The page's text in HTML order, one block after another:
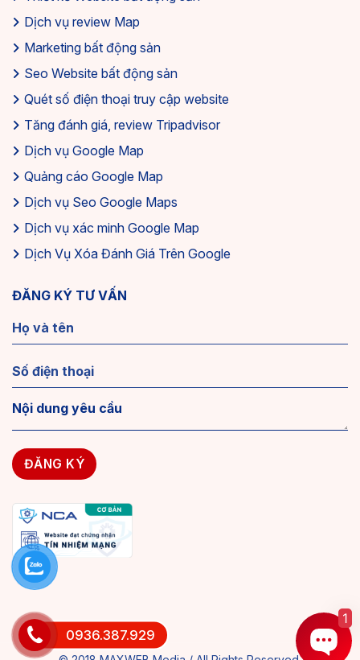
Dịch vụ review Map
Marketing bất động sản
Seo Website bất động sản
Quét số điện thoại truy cập website
Tăng đánh giá, review Tripadvisor
Dịch vụ Google Map
Quảng cáo Google Map
Dịch vụ Seo Google Maps
Dịch vụ xác minh Google Map
Dịch Vụ Xóa Đánh Giá Trên Google
ĐĂNG KÝ TƯ VẤN
0936.387.929
1